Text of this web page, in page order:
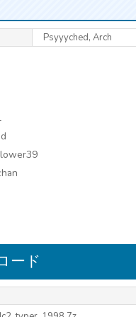
Psyyyched, Arch
ード